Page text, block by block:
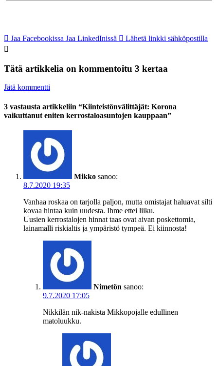
Jaa Facebookissa Jaa LinkedInissä Lähetä linkki sähköpostilla
Tätä artikkelia on kommentoitu 3 kertaa
Jätä kommentti
3 vastausta artikkeliin “Kiinteistönvälittäjät: Korona
vaikuttanut eniten kerrostaloasuntojen kauppaan”
Mikko sanoo:
8.7.2020 19:35
Vanhaa roskaa on tarjolla paljon, mutta omistajat haluavat silti
kovaa hintaa kuin uudesta. Ihme ettei liiku.
Uusien kerrostalojen hinnat taas ovat aivan poskettomia,
lainamalli riskialtis ja ympäristö tympeä. Ei kiinnosta!
Nimetön sanoo:
9.7.2020 17:05
Nikkilän nik-nakista Mikkopojalle edullinen
matoluukku.